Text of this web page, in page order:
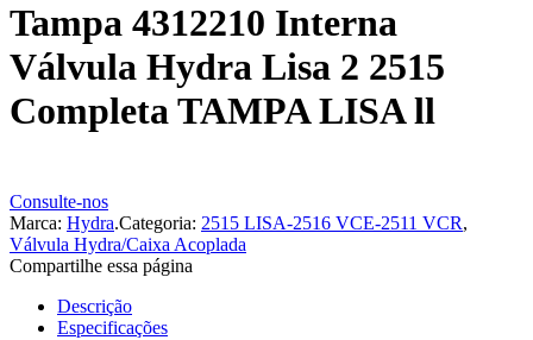
Tampa 4312210 Interna
Válvula Hydra Lisa 2 2515
Completa TAMPA LISA ll
Consulte-nos
Marca: Hydra.Categoria: 2515 LISA-2516 VCE-2511 VCR,
Válvula Hydra/Caixa Acoplada
Compartilhe essa página
Descrição
Especificações